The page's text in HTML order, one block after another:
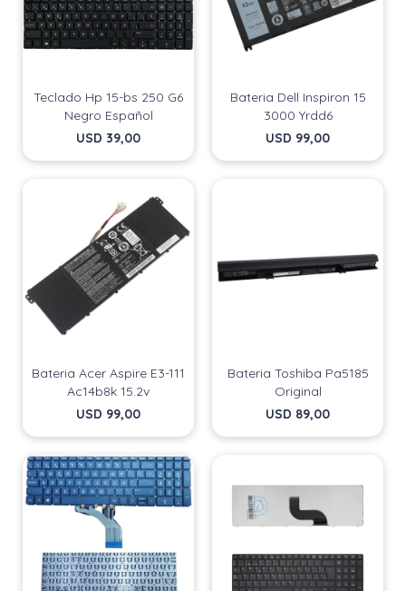
Teclado Hp 15-bs 250 G6
Negro Español
USD 39,00
Bateria Dell Inspiron 15
3000 Yrdd6
USD 99,00
Bateria Acer Aspire E3-111
Ac14b8k 15.2v
USD 99,00
Bateria Toshiba Pa5185
Original
USD 89,00